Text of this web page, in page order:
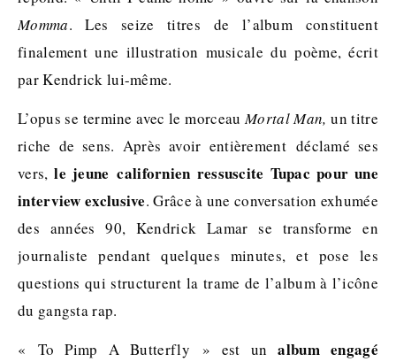
Momma. Les seize titres de l’album constituent
finalement une illustration musicale du poème, écrit
par Kendrick lui-même.
L’opus se termine avec le morceauMortal Man, un titre
riche de sens. Après avoir entièrement déclamé ses
vers,le jeune californien ressuscite Tupac pour une
interview exclusive. Grâce à une conversation exhumée
des années 90, Kendrick Lamar se transforme en
journaliste pendant quelques minutes, et pose les
questions qui structurent la trame de l’album à l’icône
du gangsta rap.
« To Pimp A Butterfly » est unalbum engagé